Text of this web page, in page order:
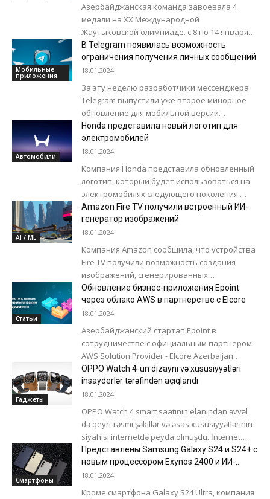
Азербайджанская команда завоевала 4
медали на XX Международной
Жаутыковской олимпиаде. с 8 по 14 января
2024 года в Республике Казахстан прошла XX
Международная Жаутыковская олимпиада...
Мобильные
приложения
В Telegram появилась возможность
ограничения получения личных сообщений
18.01.2024
За эту неделю разработчики мессенджера
Telegram выпустили уже второе минорное
обновление для мобильной версии
приложения. В версии под номером 10.6.1
появилось три нововведения. Ограничение
получения...
Автомобили
Honda представила новый логотип для
электромобилей
18.01.2024
Компания Honda представила обновленный
логотип, который будет использоваться на
электромобилях следующего поколения.
Было решено отказаться от
«металлической» формы и выбрать более
плоскую и простую...
AI / ML
Amazon Fire TV получили встроенный ИИ-
генератор изображений
18.01.2024
Компания Amazon сообщила, что устройства
Fire TV получили возможность создания
изображений, сгенерированных
искусственным интеллектом. С сегодняшнего
дня эта функция доступна в США для
пользователей...
Статьи
Обновление бизнес-приложения Epoint
через облако AWS в партнерстве с Elcore
18.01.2024
Азербайджанский стартап Epoint в
сотрудничестве с официальным партнером
AWS Solution Provider - Elcore Azerbaijan
развернул инфраструктуру для собственного
E-Commerce приложения для онлайн-
платежей (https://epoint.az/en) в...
Гаджеты
OPPO Watch 4-ün dizaynı və xüsusiyyətləri
insayderlər tərəfindən açıqlandı
18.01.2024
OPPO Watch 4 smart saatının elanından əvvəl
də qeyri-rəsmi şəkillər və əsas xüsusiyyətlərinin
siyahısı internetdə peyda olmuşdu. İnternet
mənbələrinə görə, yeni məhsul əvvəlki
modeldən...
Смартфоны
Представлены Samsung Galaxy S24 и S24+ с
новым процессором Exynos 2400 и ИИ-
функциями
18.01.2024
Кроме смартфона Galaxy S24 Ultra, компания